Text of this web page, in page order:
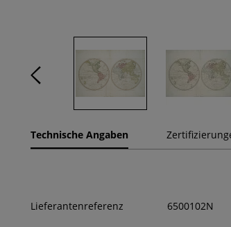
Technische Angaben
Lieferantenreferenz 6500102N